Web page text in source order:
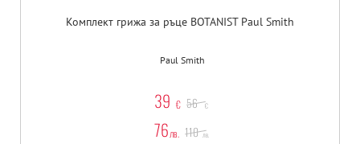
Комплект грижа за ръце BOTANIST Paul Smith
Paul Smith
39 € 56 €
76лв. 110 лв.